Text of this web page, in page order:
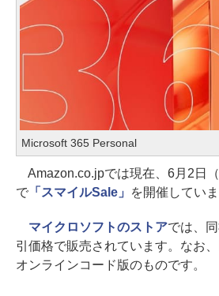
Microsoft 365 Personal
Amazon.co.jpでは現在、6月2日
で 「スマイルSale」 を開催していま
マイクロソフトのストアでは、
引価格で販売されています。なお
オンラインコード版のものです。